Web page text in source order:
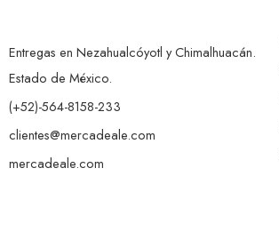
Entregas en Nezahualcóyotl y Chimalhuacán.
Estado de México.
(+52)-564-8158-233
clientes@mercadeale.com
mercadeale.com